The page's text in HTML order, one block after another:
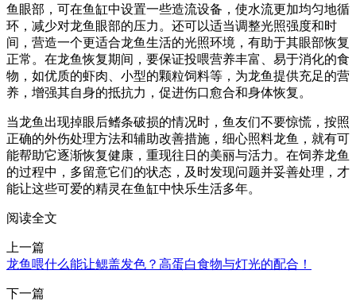
鱼眼部，可在鱼缸中设置一些造流设备，使水流更加均匀地循
环，减少对龙鱼眼部的压力。还可以适当调整光照强度和时
间，营造一个更适合龙鱼生活的光照环境，有助于其眼部恢复
正常。在龙鱼恢复期间，要保证投喂营养丰富、易于消化的食
物，如优质的虾肉、小型的颗粒饲料等，为龙鱼提供充足的营
养，增强其自身的抵抗力，促进伤口愈合和身体恢复。
当龙鱼出现掉眼后鳍条破损的情况时，鱼友们不要惊慌，按照
正确的外伤处理方法和辅助改善措施，细心照料龙鱼，就有可
能帮助它逐渐恢复健康，重现往日的美丽与活力。在饲养龙鱼
的过程中，多留意它们的状态，及时发现问题并妥善处理，才
能让这些可爱的精灵在鱼缸中快乐生活多年。
阅读全文
上一篇
龙鱼喂什么能让鳃盖发色？高蛋白食物与灯光的配合！
下一篇